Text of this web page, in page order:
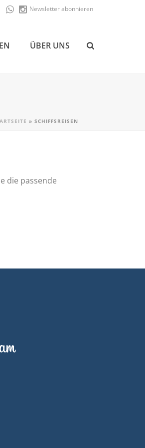
Newsletter abonnieren
ÜBER UNS
» SCHIFFSREISEN
die passende